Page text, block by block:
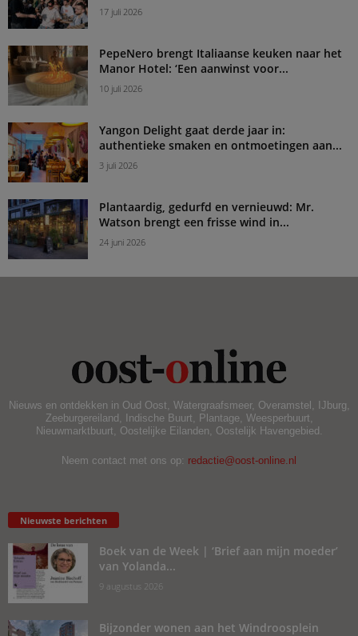
17 juli 2026
PepeNero brengt Italiaanse keuken naar het
Manor Hotel: ‘Een aanwinst voor...
10 juli 2026
Yangon Delight gaat derde jaar in:
authentieke smaken en ontmoetingen aan...
3 juli 2026
Plantaardig, gedurfd en vernieuwd: Mr.
Watson brengt een frisse wind in...
24 juni 2026
Nieuws en ontdekken in Oud Oost, Watergraafsmeer, Overamstel, IJburg,
Zeeburgereiland, Indische Buurt, Plantage, Weesperbuurt,
Nieuwmarktbuurt, Oostelijke Eilanden, Oostelijk Havengebied.
Neem contact met ons op: redactie@oost-online.nl
Nieuwste berichten
Boek van de Week | ‘Brief aan mijn moeder’
van Yolanda...
9 augustus 2026
Bijzonder wonen aan het Windroosplein